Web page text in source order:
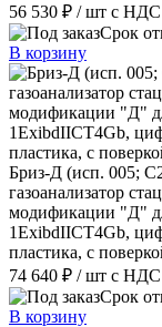
56 530 ₽ / шт с НДС
Срок
В корзину
Бриз-Д (исп. 005;
газоанализатор
модификации "Д"
1ExibdIICT4Gb,
пластика, с
74 640 ₽ / шт с НДС
Срок
В корзину